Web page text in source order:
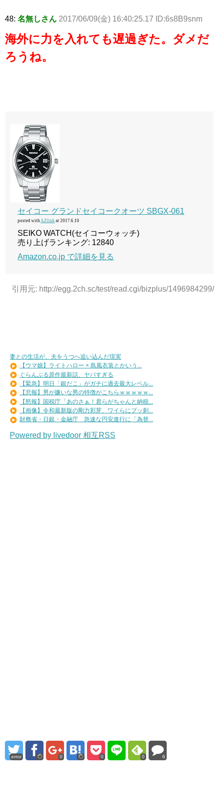
48: 名無しさん 2017/06/09(金) 16:40:25.17 ID:6s8B9snm
海外に力を入れても遅過ぎた。ダメだ
ろうね。
セイコー グランドセイコークオーツ SBGX-061
posted withAZlink at 2017.6.10
SEIKO WATCH(セイコーウォッチ)
売り上げランキング: 12840
Amazon.co.jp で詳細を見る
引用元: http://egg.2ch.sc/test/read.cgi/bizplus/1496984299/
妻との生活が、夫をうつへ追い込んだ現実
【ウマ娘】ライトハロー × 島風衣装とかいう...
ぐらんぶる原作最新話、ヤバすぎる
【緊急】明日「銀だこ」がガチに過去最大レベル...
【悲報】男が嫌いな男の特徴がこちらｗｗｗｗｗ...
【怒報】国税庁「あのさぁ！君らがちゃんと納税...
【画像】令和最新版の剛力彩芽、ワイらにブッ刺...
財務省・日銀・金融庁 急速な円安進行に「為替...
Powered by livedoor 相互RSS
error 0 0 0 6